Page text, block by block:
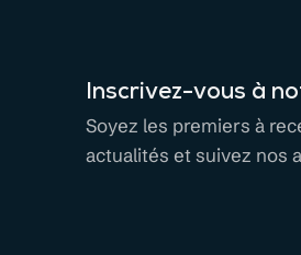
Inscrivez-vous à
Soyez les premiers à
actualités et suivez nos